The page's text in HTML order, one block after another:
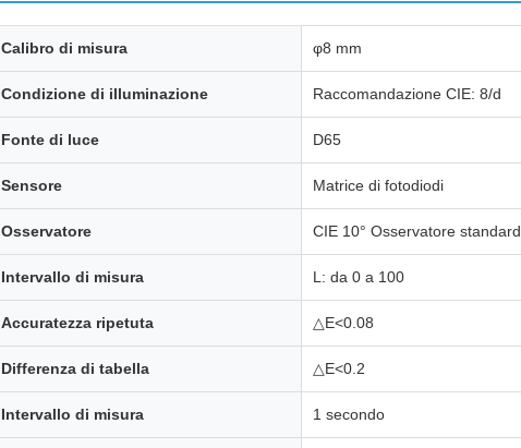
Calibro di misura φ8 mm
Condizione di illuminazione Raccomandazione CIE: 8/d
Fonte di luce D65
Sensore Matrice di fotodiodi
Osservatore CIE 10° Osservatore standard
Intervallo di misura L: da 0 a 100
Accuratezza ripetuta △E<0.08
Differenza di tabella △E<0.2
Intervallo di misura 1 secondo